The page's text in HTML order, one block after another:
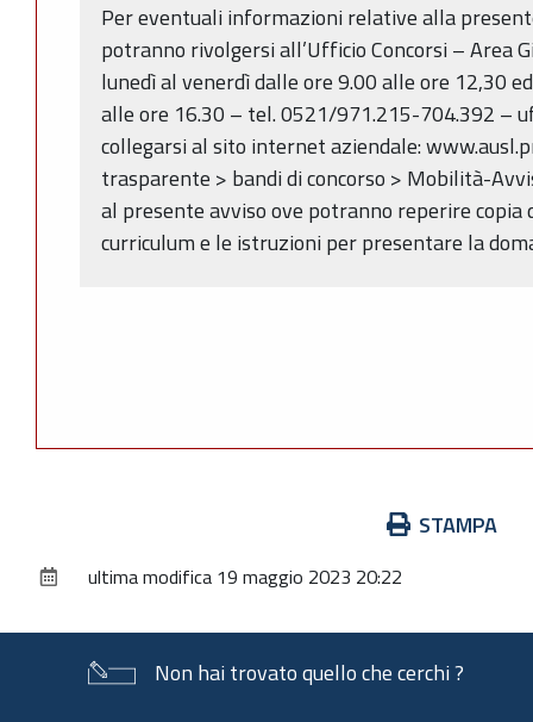
Per eventuali informazioni relative alla
potranno rivolgersi all’Ufficio Concorsi – Area
lunedì al venerdì dalle ore 9.00 alle ore 12,30
alle ore 16.30 – tel. 0521/971.215-704.392 –
collegarsi al sito internet aziendale:
trasparente > bandi di concorso > Mobilità-
al presente avviso ove potranno reperire
curriculum e le istruzioni per presentare la
documento
STAMPA
ultima modifica 19 maggio 2023 20:22
Non hai trovato quello che cerchi ?